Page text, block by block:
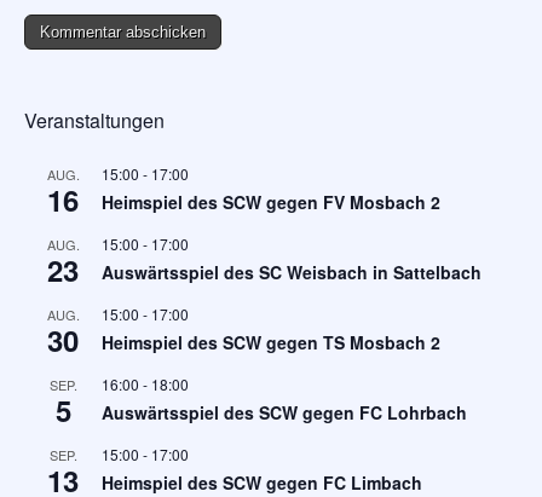
Veranstaltungen
AUG.
16
15:00 - 17:00
Heimspiel des SCW gegen FV Mosbach 2
AUG.
23
15:00 - 17:00
Auswärtsspiel des SC Weisbach in Sattelbach
AUG.
30
15:00 - 17:00
Heimspiel des SCW gegen TS Mosbach 2
SEP.
5
16:00 - 18:00
Auswärtsspiel des SCW gegen FC Lohrbach
SEP.
13
15:00 - 17:00
Heimspiel des SCW gegen FC Limbach